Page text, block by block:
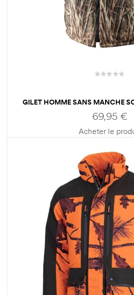
GILET HOMME SANS MANCHE
HUNT
69,95 €
Acheter le